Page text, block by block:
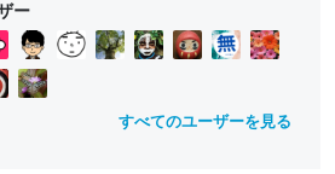
ー
すべてのユーザーを見る